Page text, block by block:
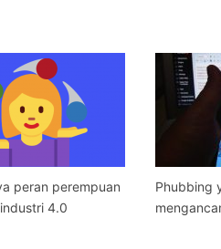
peran perempuan
4.0
Phubbing